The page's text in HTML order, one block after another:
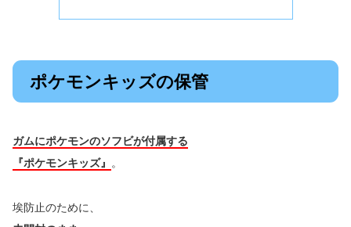
ポケモンキッズの保管
ガムにポケモンのソフビが付属する
『ポケモンキッズ』 。
埃防止のために、